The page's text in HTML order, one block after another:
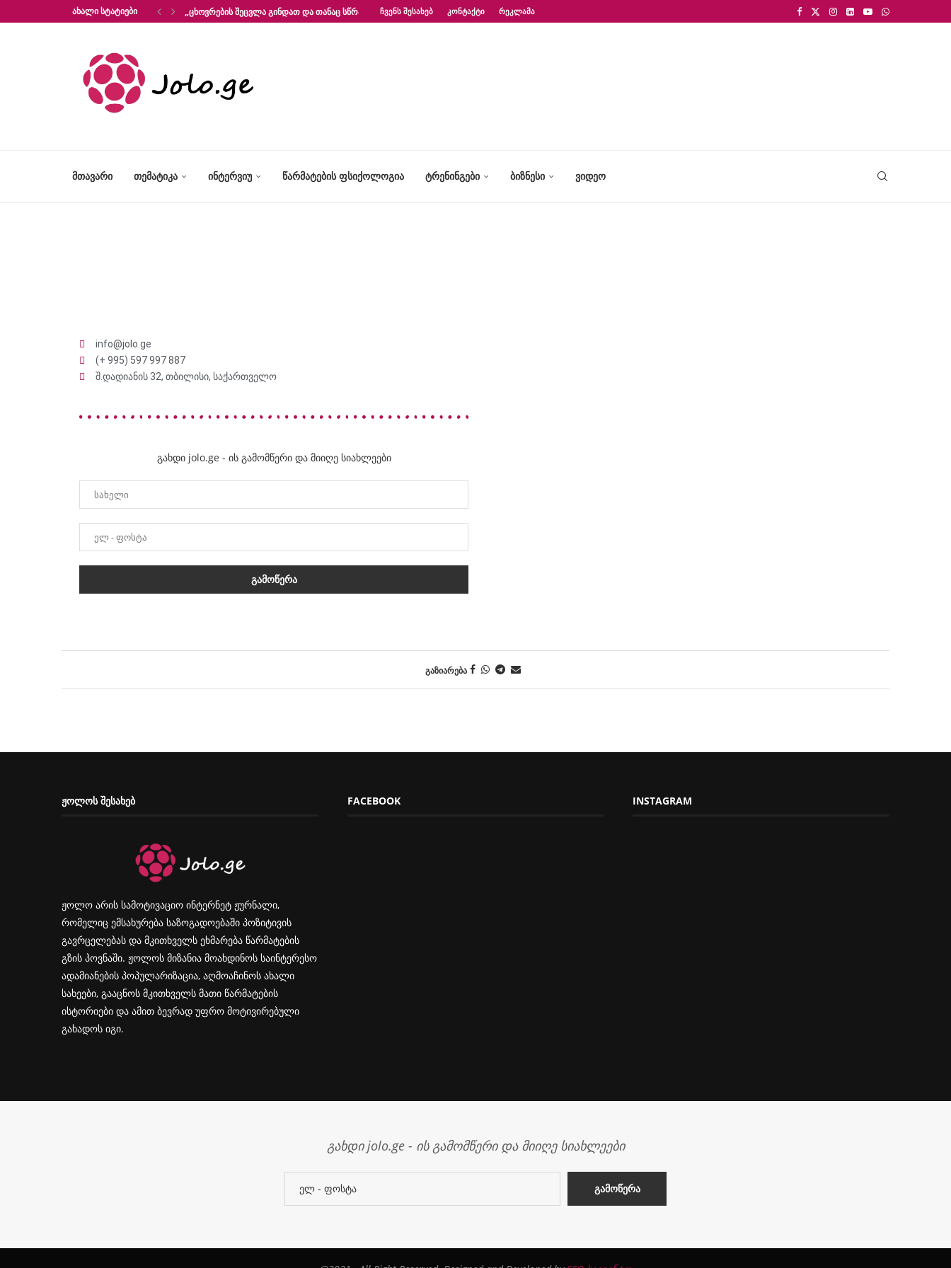
ᲐᲮᲐᲚᲘ ᲡᲢᲐᲢᲘᲔᲑᲘ „ᲪᲮᲝᲕᲠᲔᲑᲘᲡ ᲨᲔᲪᲕᲚᲐ ᲒᲘᲜᲓᲐᲗ ᲓᲐ ᲗᲐᲜᲐᲪ ᲡᲬᲠᲐᲤᲐᲓ?“ – ᲤᲡᲘᲥᲝᲚᲝᲒᲘᲡ...
ᲩᲕᲔᲜᲡ ᲨᲔᲡᲐᲮᲔᲑ ᲙᲝᲜᲢᲐᲥᲢᲘ ᲠᲔᲙᲚᲐᲛᲐ
ᲛᲗᲐᲕᲐᲠᲘ ᲗᲔᲛᲐᲢᲘᲙᲐ ᲘᲜᲢᲔᲠᲕᲘᲣ ᲬᲐᲠᲛᲐᲢᲔᲑᲘᲡ ᲤᲡᲘᲥᲝᲚᲝᲒᲘᲐ ᲢᲠᲔᲜᲘᲜᲒᲔᲑᲘ ᲑᲘᲖᲜᲔᲡᲘ ᲕᲘᲓᲔᲝ
info@jolo.ge
(+ 995) 597 997 887
შ.დადიანის 32, თბილისი, საქართველო
გახდი jolo.ge - ის გამომწერი და მიიღე სიახლეები
ᲒᲐᲖᲘᲐᲠᲔᲑᲐ
ᲟᲝᲚᲝᲡ ᲨᲔᲡᲐᲮᲔᲑ
ჟოლო არის სამოტივაციო ინტერნეტ ჟურნალი,
რომელიც ემსახურება საზოგადოებაში პოზიტივის
გავრცელებას და მკითხველს ეხმარება წარმატების
გზის პოვნაში. ჟოლოს მიზანია მოახდინოს საინტერესო
ადამიანების პოპულარიზაცია, აღმოაჩინოს ახალი
სახეები, გააცნოს მკითხველს მათი წარმატების
ისტორიები და ამით ბევრად უფრო მოტივირებული
გახადოს იგი.
FACEBOOK INSTAGRAM
გახდი jolo.ge - ის გამომწერი და მიიღე სიახლეები